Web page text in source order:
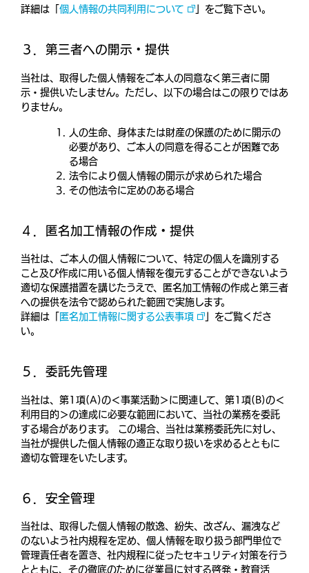
詳細は「 個人情報の共同利用について 」をご覧下さい。
３．第三者への開示・提供
当社は、取得した個人情報をご本人の同意なく第三者に開
示・提供いたしません。ただし、以下の場合はこの限りではあ
りません。
人の生命、身体または財産の保護のために開示の
必要があり、ご本人の同意を得ることが困難であ
る場合
法令により個人情報の開示が求められた場合
その他法令に定めのある場合
４．匿名加工情報の作成・提供
当社は、ご本人の個人情報について、特定の個人を識別する
こと及び作成に用いる個人情報を復元することができないよう
適切な保護措置を講じたうえで、匿名加工情報の作成と第三者
への提供を法令で認められた範囲で実施します。
詳細は「
匿名加工情報に関する公表事項
」をご覧くださ
い。
５．委託先管理
当社は、第1項(A)の＜事業活動＞に関連して、第1項(B)の＜
利用目的＞の達成に必要な範囲において、当社の業務を委託
する場合があります。 この場合、当社は業務委託先に対し、
当社が提供した個人情報の適正な取り扱いを求めるとともに
適切な管理をいたします。
６．安全管理
当社は、取得した個人情報の散逸、紛失、改ざん、漏洩など
のないよう社内規程を定め、個人情報を取り扱う部門単位で
管理責任者を置き、社内規程に従ったセキュリティ対策を行う
とともに、その徹底のために従業員に対する啓発・教育活